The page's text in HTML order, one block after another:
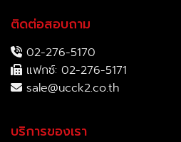
ติดต่อสอบถาม
02-276-5170
แฟกซ์: 02-276-5171
sale@ucck2.co.th
บริการของเรา